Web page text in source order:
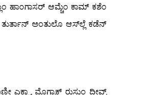
ಹಾಂಗಾಸರ್ ಆಮ್ಚೆಂ ಕಾಮ್ ಕಶೆಂ
ತುರ್ತಾನ್ ಅಂತುಲೊ ಆಸ್‍ಲ್ಲೆ ಕಡೆನ್
ಮೊಗ್ರಾಕ್ ರುಸುಂ ದೀವ್ನ್